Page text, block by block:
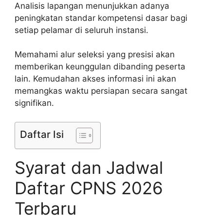
Analisis lapangan menunjukkan adanya
peningkatan standar kompetensi dasar bagi
setiap pelamar di seluruh instansi.
Memahami alur seleksi yang presisi akan
memberikan keunggulan dibanding peserta
lain. Kemudahan akses informasi ini akan
memangkas waktu persiapan secara sangat
signifikan.
Daftar Isi
Syarat dan Jadwal
Daftar CPNS 2026
Terbaru